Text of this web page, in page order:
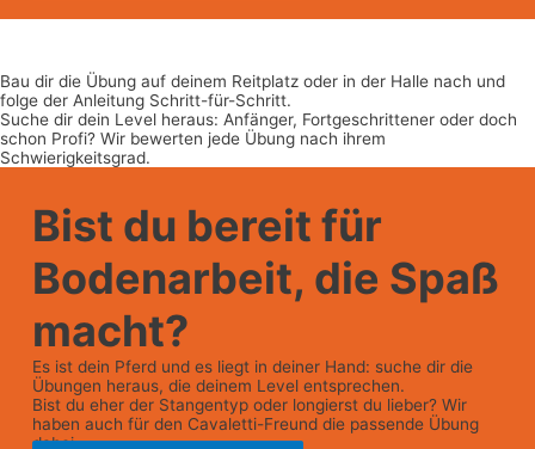
Bau dir die Übung auf deinem Reitplatz oder in der Halle nach und
folge der Anleitung Schritt-für-Schritt.
Suche dir dein Level heraus: Anfänger, Fortgeschrittener oder doch
schon Profi? Wir bewerten jede Übung nach ihrem
Schwierigkeitsgrad.
Bist du bereit für
Bodenarbeit, die Spaß
macht?
Es ist dein Pferd und es liegt in deiner Hand: suche dir die
Übungen heraus, die deinem Level entsprechen.
Bist du eher der Stangentyp oder longierst du lieber? Wir
haben auch für den Cavaletti-Freund die passende Übung
dabei.